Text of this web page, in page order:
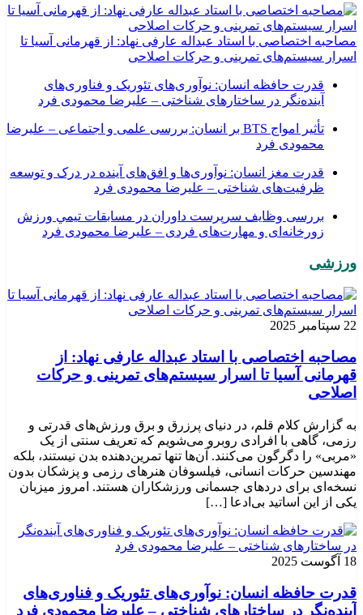
مصاحبه اختصاصی با استاد عبداله عارفی نهاد: از قهرمانی آسیا تا
اسرار سیستم‌های تمرینی و حرکات اصلاحی
قدرت حافظه انسان: نوآوری‌های تئوریک و فناوری‌های
آینده‌نگر در ساختارهای شناختی – علیرضا محمودی فرد
تأثیر امواج BTS بر انسان: بررسی علمی و اجتماعی – علیرضا
محمودی فرد
قدرت مغز انسان: نوآوری‌ها و افق‌های آینده در درک و توسعه
ظرفیت‌های شناختی – علیرضا محمودی فرد
بررسی وظايف سرپرست داوران در مسابقات تیمي ورزش
زورخانه‌ای و مهارت‌های فردی – علیرضا محمودی فرد
ورزشی
22 سپتامبر 2025
مصاحبه اختصاصی با استاد عبداله عارفی نهاد: از
قهرمانی آسیا تا اسرار سیستم‌های تمرینی و حرکات
اصلاحی
به گزارش کلام قلم، در دنیای پرزرق و برق ورزش‌های قدرتی و
رزمی، گاهی با افرادی روبرو می‌شویم که تعریف سنتی از یک
«مربی» را دگرگون می‌کنند. آن‌ها تنها تمرین‌دهنده بدن نیستند، بلکه
مهندسین حرکات انسانی، فیلسوفان هنرهای رزمی و پزشکان بدون
نسخه‌ای برای دردهای جسمانی ورزشکاران هستند. امروز میزبان
یکی از این اساتید بی‌ادعا […]
18 آگوست 2025
قدرت حافظه انسان: نوآوری‌های تئوریک و فناوری‌های
آینده‌نگر در ساختارهای شناختی – علیرضا محمودی فرد